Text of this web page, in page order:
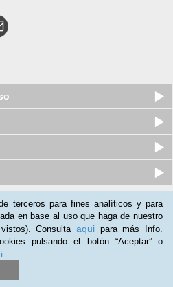
Laura
(05-03-2020)
terceros para fines analíticos y para
en base al uso que haga de nuestro
Consulta aqui para más Info.
pulsando el botón “Aceptar” o